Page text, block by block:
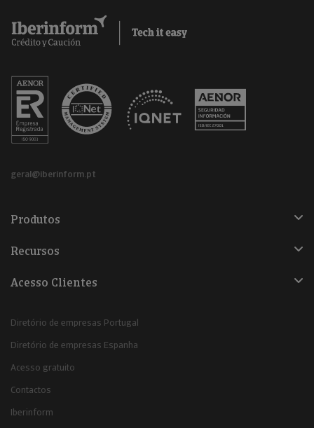
geral@iberinform.pt
Produtos
Recursos
Acesso Clientes
Diretório de empresas Portugal
Diretório de empresas Espanha
Acesso gratuito
Contactos
Iberinform